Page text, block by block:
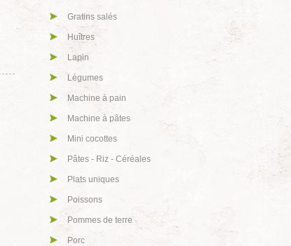
Gratins salés
Huîtres
Lapin
Légumes
Machine à pain
Machine à pâtes
Mini cocottes
Pâtes - Riz - Céréales
Plats uniques
Poissons
Pommes de terre
Porc